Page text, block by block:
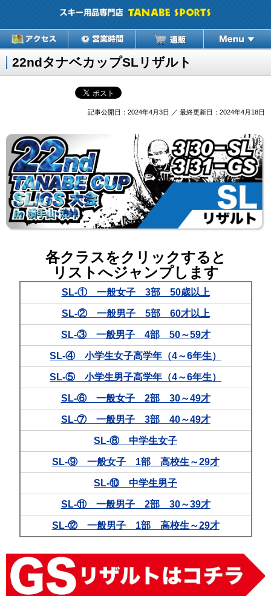
22ndタナベカップSLリザルト
記事公開日：2024年4月3日 ／ 最終更新日：2024年4月18日
各クラスをクリックすると
リストへジャンプします
SL-① 一般女子 3部 50歳以上
SL-② 一般男子 5部 60才以上
SL-③ 一般男子 4部 50～59才
SL-④ 小学生女子高学年（4～6年生）
SL-⑤ 小学生男子高学年（4～6年生）
SL-⑥ 一般女子 2部 30～49才
SL-⑦ 一般男子 3部 40～49才
SL-⑧ 中学生女子
SL-⑨ 一般女子 1部 高校生～29才
SL-⑩ 中学生男子
SL-⑪ 一般男子 2部 30～39才
SL-⑫ 一般男子 1部 高校生～29才